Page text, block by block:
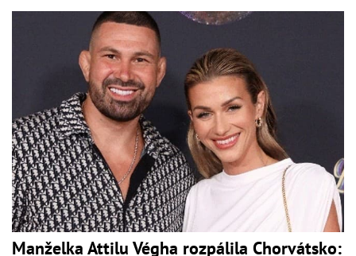
Manželka Attilu Végha rozpálila Chorvátsko: